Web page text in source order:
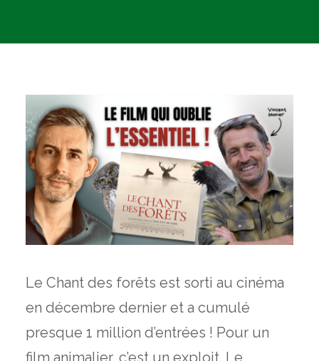
Le Chant des forêts est sorti au cinéma
en décembre dernier et a cumulé
presque 1 million d’entrées ! Pour un
film animalier, c’est un exploit. Le